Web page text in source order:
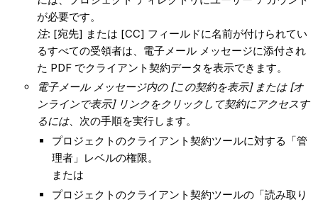
が必要です。
注: [宛先] または [CC] フィールドに名前が付けられてい
るすべての受領者は、電子メール メッセージに添付され
た PDF でクライアント契約データを表示できます。
電子メール メッセージ内の [この契約を表示] または [オ
ンラインで表示] リンクをクリックして契約にアクセスす
るには、次の手順を実行します。
プロジェクトのクライアント契約ツールに対する「管
理者」レベルの権限。
または
プロジェクトのクライアント契約ツールの「読み取り